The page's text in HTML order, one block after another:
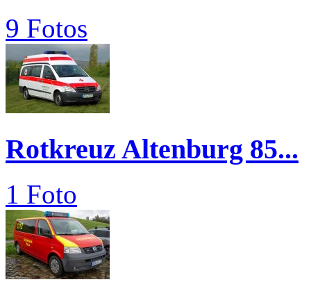
9 Fotos
Rotkreuz Altenburg 85...
1 Foto